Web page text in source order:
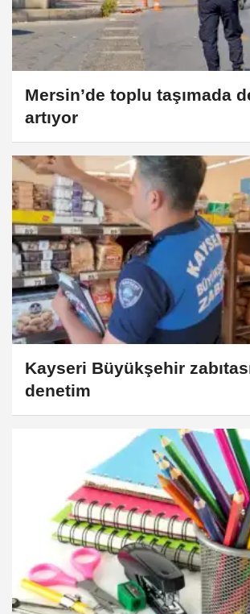
Mersin’de toplu taşımada
artıyor
Kayseri Büyükşehir
denetim